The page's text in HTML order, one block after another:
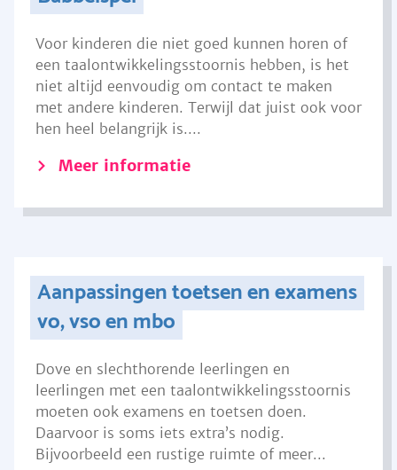
Voor kinderen die niet goed kunnen horen of
een taalontwikkelingsstoornis hebben, is het
niet altijd eenvoudig om contact te maken
met andere kinderen. Terwijl dat juist ook voor
hen heel belangrijk is....
Meer informatie
Aanpassingen toetsen en examens
vo, vso en mbo
Dove en slechthorende leerlingen en
leerlingen met een taalontwikkelingsstoornis
moeten ook examens en toetsen doen.
Daarvoor is soms iets extra’s nodig.
Bijvoorbeeld een rustige ruimte of meer...